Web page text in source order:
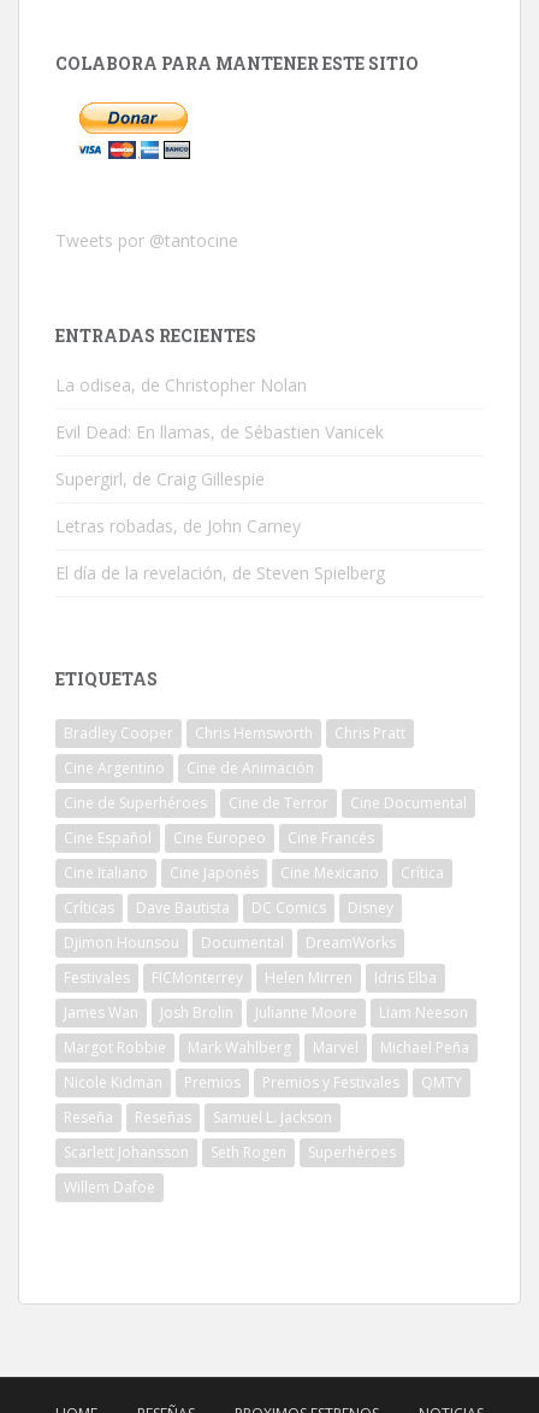
COLABORA PARA MANTENER ESTE SITIO
Tweets por @tantocine
ENTRADAS RECIENTES
La odisea, de Christopher Nolan
Evil Dead: En llamas, de Sébastien Vanicek
Supergirl, de Craig Gillespie
Letras robadas, de John Carney
El día de la revelación, de Steven Spielberg
ETIQUETAS
Bradley Cooper Chris Hemsworth
Chris Pratt
Cine Argentino
Cine de Animación
Cine de Superhéroes
Cine de Terror
Cine Documental
Cine Español
Cine Europeo
Cine Francés
Cine Italiano
Cine Japonés Cine Mexicano
Crítica
Críticas
Dave Bautista DC Comics
Disney
Djimon Hounsou
Documental
DreamWorks
Festivales
FICMonterrey Helen Mirren
Idris Elba
James Wan
Josh Brolin Julianne Moore
Liam Neeson
Margot Robbie
Mark Wahlberg Marvel
Michael Peña
Nicole Kidman
Premios Premios y Festivales
QMTY
Reseña
Reseñas
Samuel L. Jackson
Scarlett Johansson
Seth Rogen
Superhéroes
Willem Dafoe